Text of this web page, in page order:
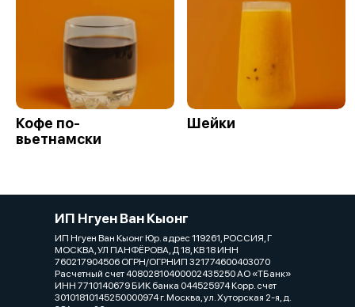
Кофе по-
вьетнамски
Шейки
ИП Нгуен Ван Кыонг
ИП Нгуен Ван Кыонг Юр. адрес 119261, РОССИЯ, Г
МОСКВА, УЛ ПАНФЁРОВА, Д 18, КВ 18 ИНН
760217904506 ОГРН/ОГРНИП 321774600403070
Расчетный счет 40802810400002435250 АО «ТБанк»
ИНН 7710140679 БИК банка 044525974 Корр. счет
30101810145250000974 г. Москва, ул. Хуторская 2-я, д.